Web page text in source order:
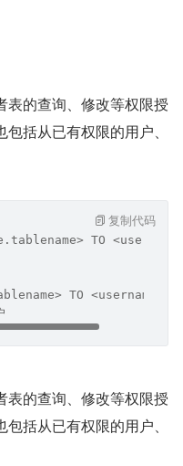
表的查询、修改等权限授
括从已有权限的用户、
TO
TO <username>
复制代码
表的查询、修改等权限授
括从已有权限的用户、